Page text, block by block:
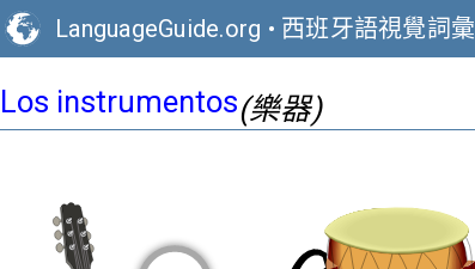
LanguageGuide.org • 西班牙語視覺詞彙
Los instrumentos(樂器)